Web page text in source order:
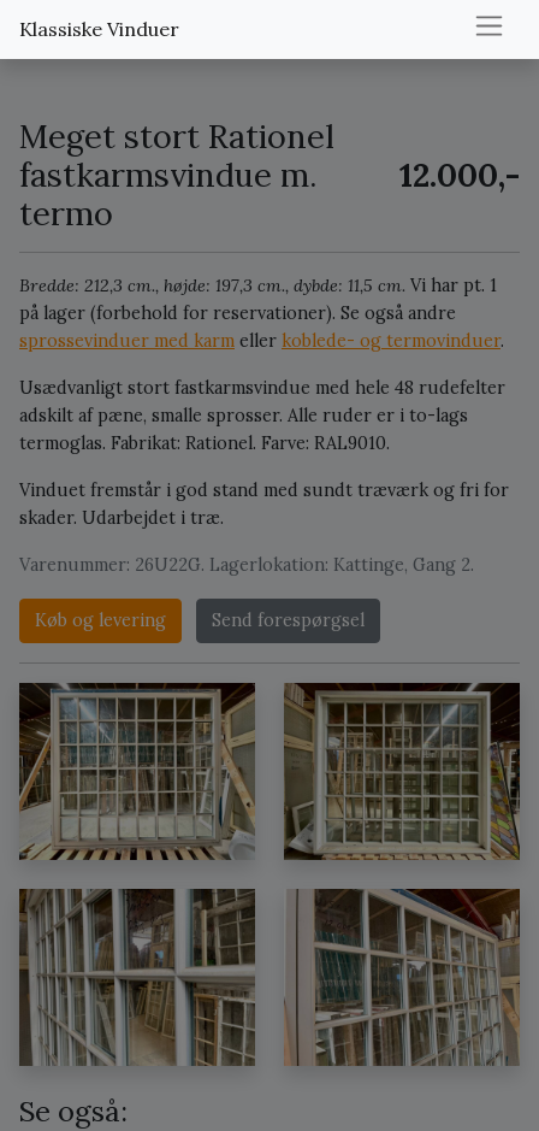
Klassiske Vinduer
Meget stort Rationel
fastkarmsvindue m.
termo
12.000,-
Bredde: 212,3 cm., højde: 197,3 cm., dybde: 11,5 cm. Vi har pt. 1
på lager (forbehold for reservationer). Se også andre
sprossevinduer med karm eller koblede- og termovinduer.
Usædvanligt stort fastkarmsvindue med hele 48 rudefelter
adskilt af pæne, smalle sprosser. Alle ruder er i to-lags
termoglas. Fabrikat: Rationel. Farve: RAL9010.
Vinduet fremstår i god stand med sundt træværk og fri for
skader. Udarbejdet i træ.
Varenummer: 26U22G. Lagerlokation: Kattinge, Gang 2.
Køb og levering Send forespørgsel
Se også: